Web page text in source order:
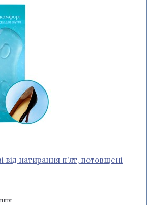
від натирання п'ят, потовщені